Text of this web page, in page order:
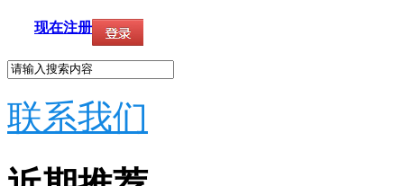
现在注册
联系我们